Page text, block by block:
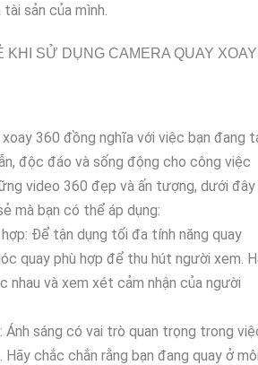
sản của mình.
KHI SỬ DỤNG CAMERA QUAY XOAY
360 đồng nghĩa với việc bạn đang
độc đáo và sống động cho công việc
video 360 đẹp và ấn tượng, dưới đây
mà bạn có thể áp dụng:
Để tận dụng tối đa tính năng quay
quay phù hợp để thu hút người xem.
nhau và xem xét cảm nhận của người
Ánh sáng có vai trò quan trọng trong
chắc chắn rằng bạn đang quay ở